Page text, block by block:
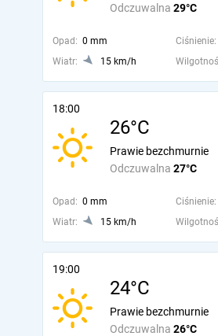
Odczuwalna 29°C
Opad: 0 mm Ciśnienie:
Wiatr:
15 km/h
18:00
26°C
Odczuwalna 27°C
Prawie bezchmurnie
Opad: 0 mm Ciśnienie:
Wiatr:
15 km/h
19:00
24°C
Odczuwalna 26°C
Prawie bezchmurnie